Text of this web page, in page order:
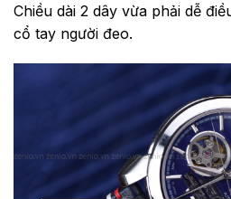
Chiều dài 2 dây vừa phải dễ
cổ tay người đeo.